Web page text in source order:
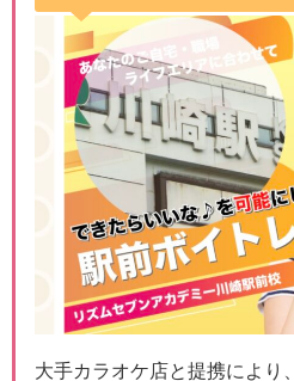
大手カラオケ店と提携により、